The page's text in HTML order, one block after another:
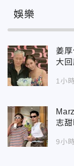
娛樂
姜
大回
1小
志
9小